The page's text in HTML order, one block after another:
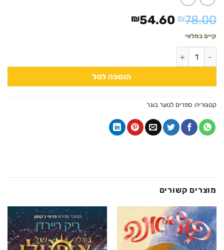
₪78.00
המחיר ₪54.60
קיים במלאי
כמות של אהבה גנובה
הוספה לסל
קטגוריה: ספרים לנוער בוגר
מוצרים קשורים